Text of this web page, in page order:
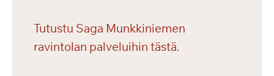
Tutustu Saga Munkkiniemen
ravintolan palveluihin tästä.